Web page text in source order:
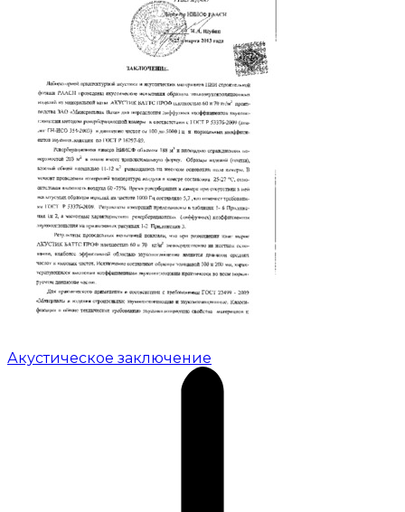
Акустическое заключение